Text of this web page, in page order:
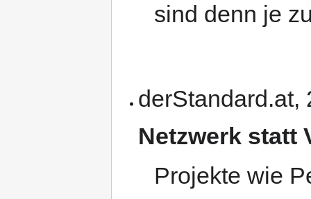
sind denn je
Netzwerk statt
Projekte wie